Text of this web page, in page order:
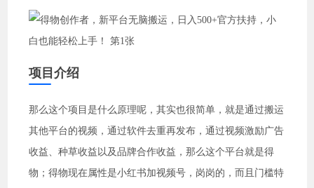
项目介绍
那么这个项目是什么原理呢，其实也很简单，就是通过搬运
其他平台的视频，通过软件去重再发布，通过视频激励广告
收益、种草收益以及品牌合作收益，那么这个平台就是得
物；得物现在属性是小红书加视频号，岗岗的，而且门槛特